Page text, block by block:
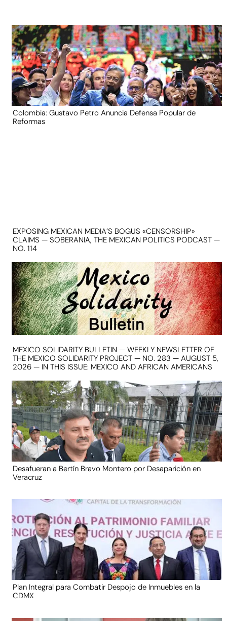
Colombia: Gustavo Petro Anuncia Defensa Popular de
Reformas
EXPOSING MEXICAN MEDIA’S BOGUS «CENSORSHIP»
CLAIMS — SOBERANIA, THE MEXICAN POLITICS PODCAST —
NO. 114
MEXICO SOLIDARITY BULLETIN — WEEKLY NEWSLETTER OF
THE MEXICO SOLIDARITY PROJECT — NO. 283 — AUGUST 5,
2026 — IN THIS ISSUE: MEXICO AND AFRICAN AMERICANS
Desafueran a Bertín Bravo Montero por Desaparición en
Veracruz
Plan Integral para Combatir Despojo de Inmuebles en la
CDMX